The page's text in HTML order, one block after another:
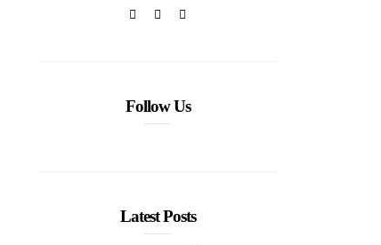
Follow Us
Latest Posts